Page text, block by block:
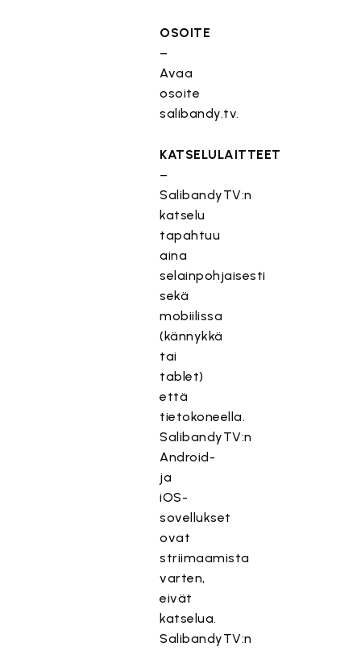
OSOITE
–
Avaa
osoite
salibandy.tv.
KATSELULAITTEET
–
SalibandyTV:n
katselu
tapahtuu
aina
selainpohjaisesti
sekä
mobiilissa
(kännykkä
tai
tablet)
että
tietokoneella.
SalibandyTV:n
Android-
ja
iOS-
sovellukset
ovat
striimaamista
varten,
eivät
katselua.
SalibandyTV:n